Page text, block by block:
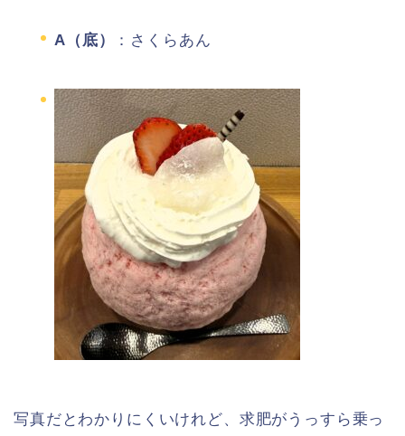
A（底） ：さくらあん
写真だとわかりにくいけれど、求肥がうっすら乗っ